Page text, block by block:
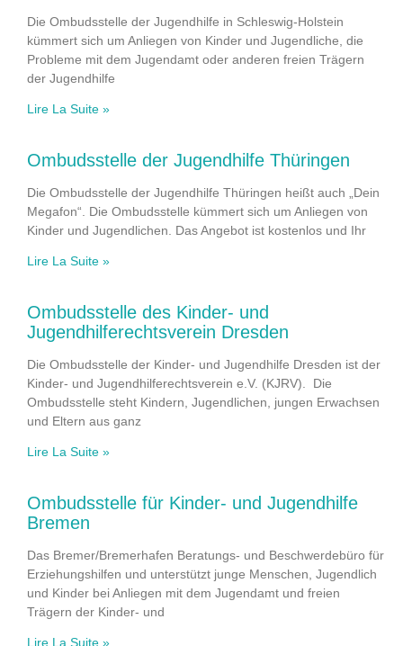
Die Ombudsstelle der Jugendhilfe in Schleswig-Holstein
kümmert sich um Anliegen von Kinder und Jugendliche, die
Probleme mit dem Jugendamt oder anderen freien Trägern
der Jugendhilfe
Lire La Suite »
Ombudsstelle der Jugendhilfe Thüringen
Die Ombudsstelle der Jugendhilfe Thüringen heißt auch „Dein
Megafon“. Die Ombudsstelle kümmert sich um Anliegen von
Kinder und Jugendlichen. Das Angebot ist kostenlos und Ihr
Lire La Suite »
Ombudsstelle des Kinder- und
Jugendhilferechtsverein Dresden
Die Ombudsstelle der Kinder- und Jugendhilfe Dresden ist der
Kinder- und Jugendhilferechtsverein e.V. (KJRV). Die
Ombudsstelle steht Kindern, Jugendlichen, jungen Erwachsen
und Eltern aus ganz
Lire La Suite »
Ombudsstelle für Kinder- und Jugendhilfe
Bremen
Das Bremer/Bremerhafen Beratungs- und Beschwerdebüro für
Erziehungshilfen und unterstützt junge Menschen, Jugendlich
und Kinder bei Anliegen mit dem Jugendamt und freien
Trägern der Kinder- und
Lire La Suite »